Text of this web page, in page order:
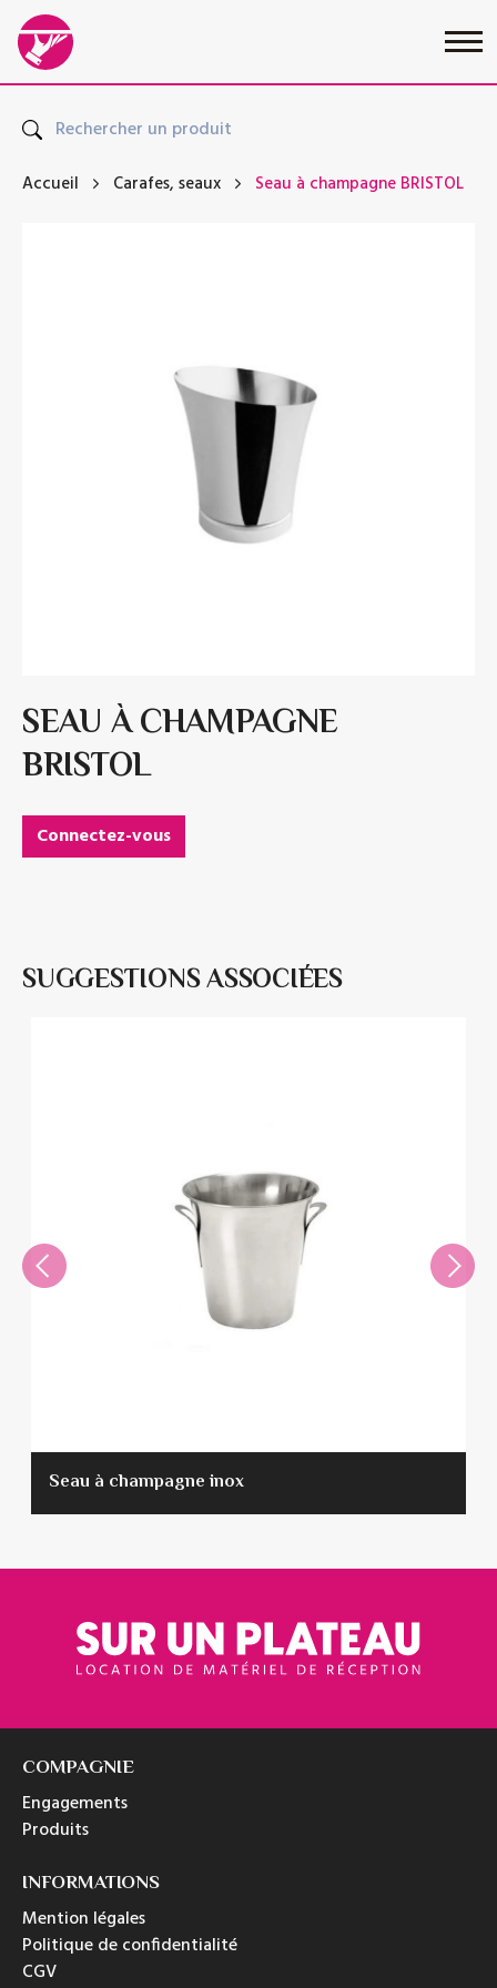
Accueil Carafes, seaux Seau à champagne BRISTOL
SEAU À CHAMPAGNE
BRISTOL
Connectez-vous
SUGGESTIONS ASSOCIÉES
Seau à champagne inox
COMPAGNIE
Engagements
Produits
INFORMATIONS
Mention légales
Politique de confidentialité
CGV